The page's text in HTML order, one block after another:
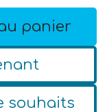
panier
souhaits